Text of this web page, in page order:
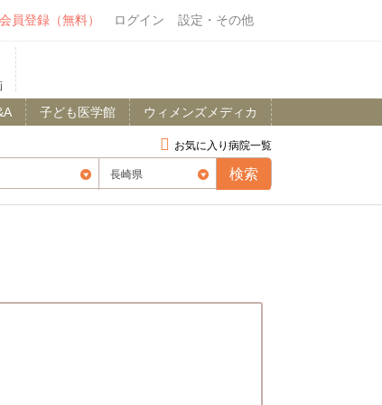
員登録（無料） ログイン 設定・その他
ウィメンズメディカ
子ども医学館
お気に入り病院一覧